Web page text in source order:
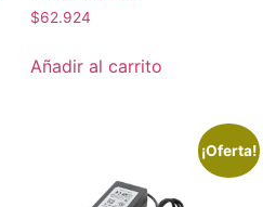
$62.924
Añadir al carrito
¡Oferta!